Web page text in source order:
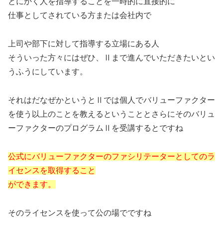
仕事としてされている方または会社内で
上司や部下に対して指導する立場にある人
そういった方々にはぜひ、Ⅱまで進んでいただきたいとい
うふうにしています。
それはだなぜかというとⅡでは個人でバリューファクター
を使う以上のことを教えるということとさらにそのバリュ
ーファクターのプログラムⅡを受講するとですね
公式にバリューファクターのファシリテーターとしてのラ
イセンスを取得すること
ができます。
そのライセンスを使って公の場でですね